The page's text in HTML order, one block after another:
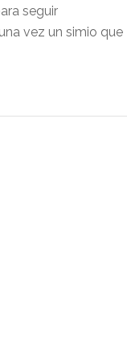
seguir
vez un simio que